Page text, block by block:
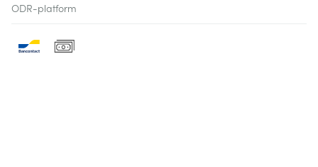
ODR-platform